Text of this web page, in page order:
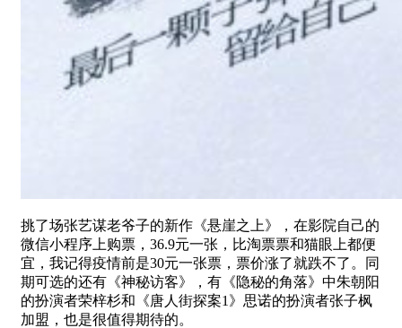
挑了场张艺谋老爷子的新作《悬崖之上》，在影院自己的
微信小程序上购票，36.9元一张，比淘票票和猫眼上都便
宜，我记得疫情前是30元一张票，票价涨了就跌不了。同
期可选的还有《神秘访客》，有《隐秘的角落》中朱朝阳
的扮演者荣梓杉和《唐人街探案1》思诺的扮演者张子枫
加盟，也是很值得期待的。